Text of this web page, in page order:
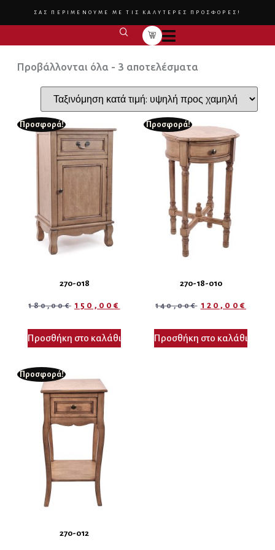
ΣΑΣ ΠΕΡΙΜΕΝΟΥΜΕ ΜΕ ΤΙΣ ΚΑΛΥΤΕΡΕΣ ΠΡΟΣΦΟΡΕΣ!
Προβάλλονται όλα - 3 αποτελέσματα
Προσφορά!
270-018
180,00€ 150,00€
Προσθήκη στο καλάθι
Προσφορά!
270-18-010
140,00€ 120,00 €
Προσθήκη στο καλάθι
Προσφορά!
270-012